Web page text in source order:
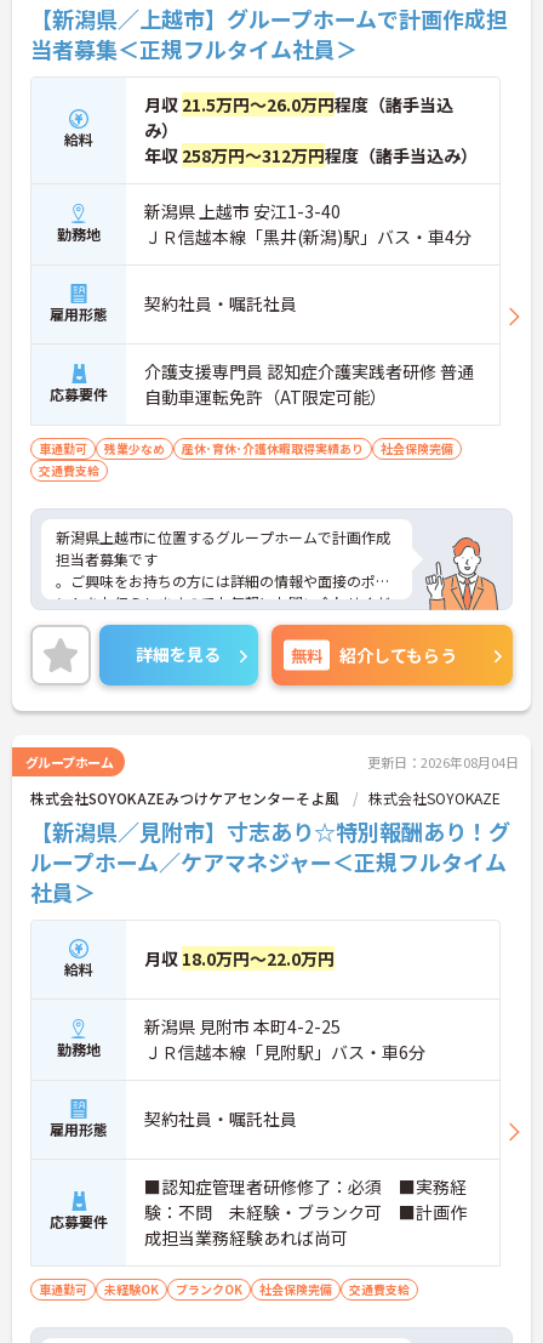
【新潟県／上越市】グループホームで計画作成担
当者募集＜正規フルタイム社員＞
給料
月収 21.5万円～26.0万円程度（諸手当込
み）
年収 258万円～312万円程度（諸手当込み）
勤務地
新潟県 上越市 安江1-3-40
ＪＲ信越本線「黒井(新潟)駅」バス・車4分
雇用形態 契約社員・嘱託社員
応募要件
介護支援専門員 認知症介護実践者研修 普通
自動車運転免許（AT限定可能）
車通勤可 残業少なめ 産休･育休･介護休暇取得実績あり
社会保険完備
交通費支給
新潟県上越市に位置するグループホームで計画作成
担当者募集です
。ご興味をお持ちの方には詳細の情報や面接のポイ
ントをお伝えしますのでお気軽にお問い合わせくだ
さいませ。
詳細を見る 無料 紹介してもらう
グループホーム 更新日：2026年08月04日
株式会社SOYOKAZEみつけケアセンターそよ風 株式会社SOYOKAZE
【新潟県／見附市】寸志あり☆特別報酬あり！グ
ループホーム／ケアマネジャー＜正規フルタイム
社員＞
給料 月収 18.0万円～22.0万円
勤務地
新潟県 見附市 本町4-2-25
ＪＲ信越本線「見附駅」バス・車6分
雇用形態 契約社員・嘱託社員
応募要件
■認知症管理者研修修了：必須 ■実務経
験：不問 未経験・ブランク可 ■計画作
成担当業務経験あれば尚可
車通勤可 未経験OK ブランクOK 社会保険完備 交通費支給